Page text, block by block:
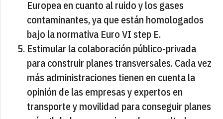
Europea en cuanto al ruido y los gases
contaminantes, ya que están homologados
bajo la normativa Euro VI step E.
Estimular la colaboración público-privada
para construir planes transversales. Cada vez
más administraciones tienen en cuenta la
opinión de las empresas y expertos en
transporte y movilidad para conseguir planes